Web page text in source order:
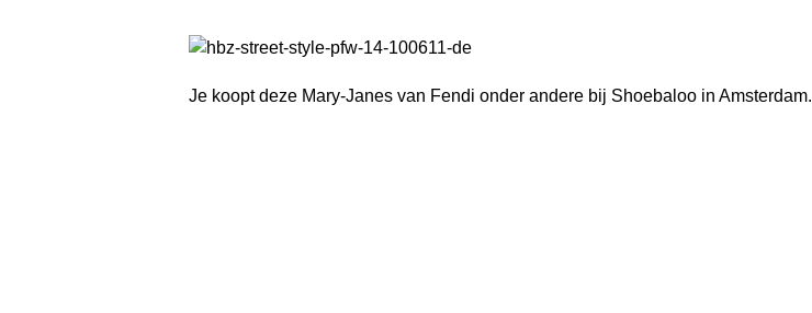
Je koopt deze Mary-Janes van Fendi onder andere bij Shoebaloo in Amsterdam.